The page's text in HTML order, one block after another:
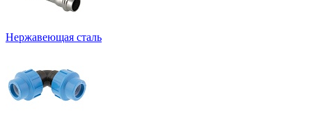
Нержавеющая сталь